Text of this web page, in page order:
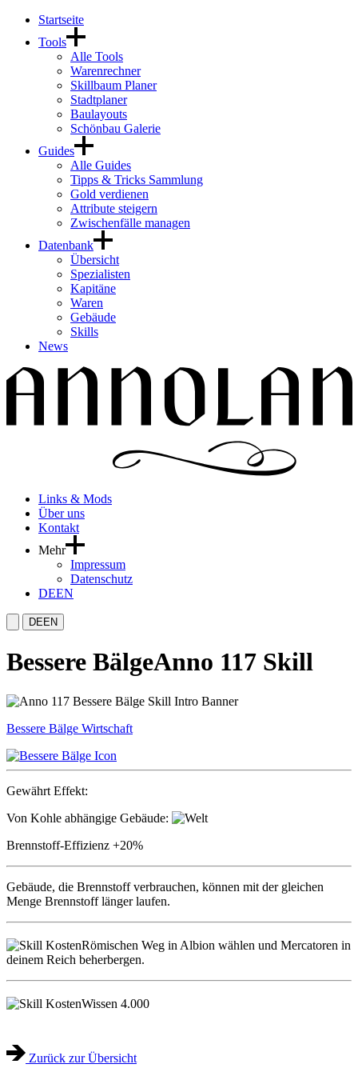
Startseite
Tools
Alle Tools
Warenrechner
Skillbaum Planer
Stadtplaner
Baulayouts
Schönbau Galerie
Guides
Alle Guides
Tipps & Tricks Sammlung
Gold verdienen
Attribute steigern
Zwischenfälle managen
Datenbank
Übersicht
Spezialisten
Kapitäne
Waren
Gebäude
Skills
News
Links & Mods
Über uns
Kontakt
Mehr
Impressum
Datenschutz
DEEN
DEEN
Bessere BälgeAnno 117 Skill
Bessere Bälge Wirtschaft
Gewährt Effekt:
Von Kohle abhängige Gebäude:
Brennstoff-Effizienz +20%
Gebäude, die Brennstoff verbrauchen, können mit der gleichen
Menge Brennstoff länger laufen.
Römischen Weg in Albion wählen und Mercatoren in
deinem Reich beherbergen.
Wissen 4.000
Zurück zur Übersicht